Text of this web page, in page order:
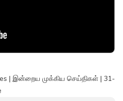
| இன்றைய முக்கிய செய்திகள் | 31-